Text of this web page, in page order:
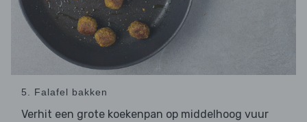
5. Falafel bakken
Verhit een grote koekenpan op middelhoog vuur